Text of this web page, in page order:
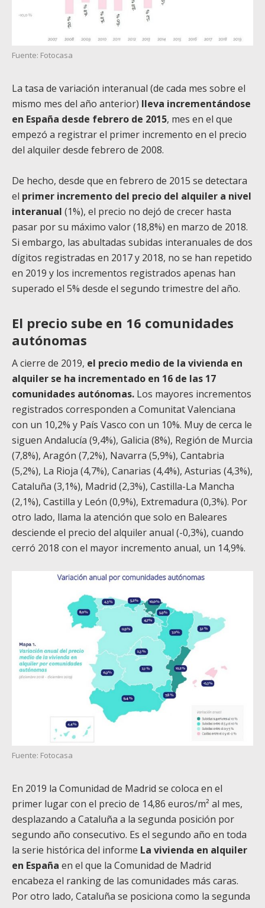
Fuente: Fotocasa
La tasa de variación interanual (de cada mes sobre el
mismo mes del año anterior) lleva incrementándose
en España desde febrero de 2015, mes en el que
empezó a registrar el primer incremento en el precio
del alquiler desde febrero de 2008.
De hecho, desde que en febrero de 2015 se detectara
el primer incremento del precio del alquiler a nivel
interanual (1%), el precio no dejó de crecer hasta
pasar por su máximo valor (18,8%) en marzo de 2018.
Si embargo, las abultadas subidas interanuales de dos
dígitos registradas en 2017 y 2018, no se han repetido
en 2019 y los incrementos registrados apenas han
superado el 5% desde el segundo trimestre del año.
El precio sube en 16 comunidades
autónomas
A cierre de 2019, el precio medio de la vivienda en
alquiler se ha incrementado en 16 de las 17
comunidades autónomas. Los mayores incrementos
registrados corresponden a Comunitat Valenciana
con un 10,2% y País Vasco con un 10%. Muy de cerca le
siguen Andalucía (9,4%), Galicia (8%), Región de Murcia
(7,8%), Aragón (7,2%), Navarra (5,9%), Cantabria
(5,2%), La Rioja (4,7%), Canarias (4,4%), Asturias (4,3%),
Cataluña (3,1%), Madrid (2,3%), Castilla-La Mancha
(2,1%), Castilla y León (0,9%), Extremadura (0,3%). Por
otro lado, llama la atención que solo en Baleares
desciende el precio del alquiler anual (-0,3%), cuando
cerró 2018 con el mayor incremento anual, un 14,9%.
Fuente: Fotocasa
En 2019 la Comunidad de Madrid se coloca en el
primer lugar con el precio de 14,86 euros/m² al mes,
desplazando a Cataluña a la segunda posición por
segundo año consecutivo. Es el segundo año en toda
la serie histórica del informe La vivienda en alquiler
en España en el que la Comunidad de Madrid
encabeza el ranking de las comunidades más caras.
Por otro lado, Cataluña se posiciona como la segunda